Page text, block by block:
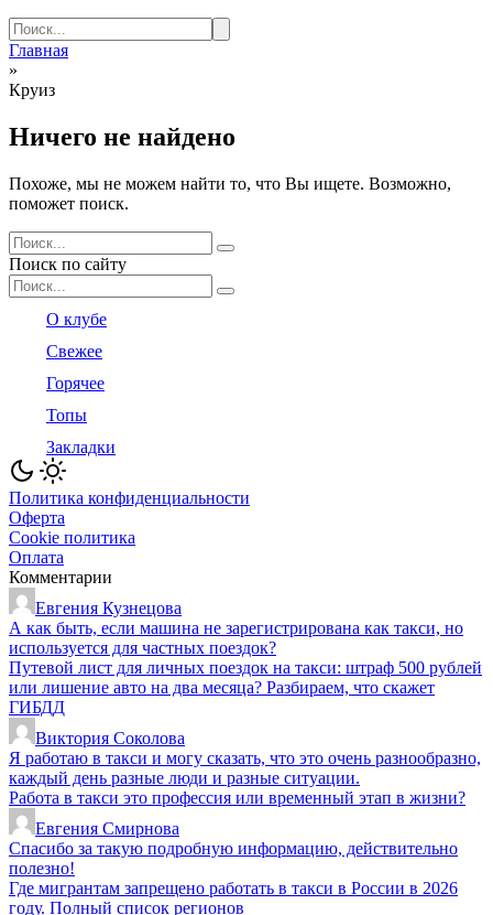
Search
for:
Главная
»
Круиз
Ничего не найдено
Похоже, мы не можем найти то, что Вы ищете. Возможно,
поможет поиск.
Search
for:
Поиск по сайту
Search
for:
О клубе
Свежее
Горячее
Топы
Закладки
Политика конфиденциальности
Оферта
Cookie политика
Оплата
Комментарии
Евгения Кузнецова
А как быть, если машина не зарегистрирована как такси, но
используется для частных поездок?
Путевой лист для личных поездок на такси: штраф 500 рублей
или лишение авто на два месяца? Разбираем, что скажет
ГИБДД
Виктория Соколова
Я работаю в такси и могу сказать, что это очень разнообразно,
каждый день разные люди и разные ситуации.
Работа в такси это профессия или временный этап в жизни?
Евгения Смирнова
Спасибо за такую подробную информацию, действительно
полезно!
Где мигрантам запрещено работать в такси в России в 2026
году. Полный список регионов